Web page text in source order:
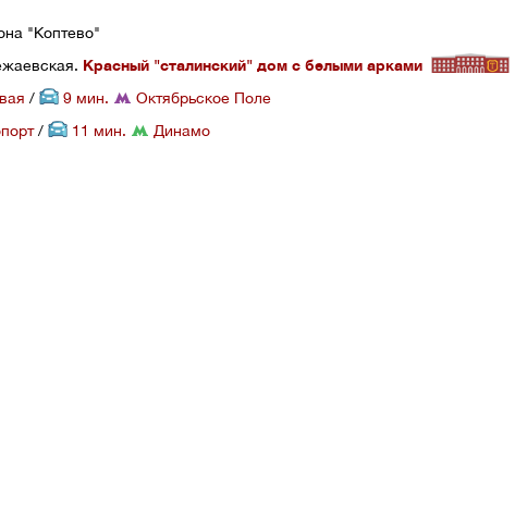
"Коптево"
Красный "сталинский" дом с белыми арками
/ 9 мин.
Октябрьское Поле
/ 11 мин. Динамо